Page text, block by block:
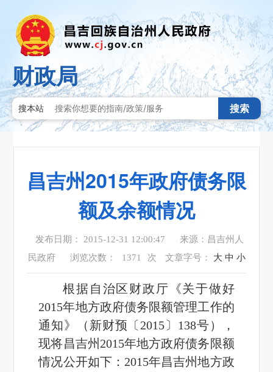
财政局
搜本站 搜索
昌吉州2015年政府债务限
额及余额情况
发布日期： 2015-12-31 12:00:47
来源：昌吉州人
民政府
浏览次数： 1371 次 文章字号： 大 中 小
根据自治区财政厅《关于做好
2015年地方政府债务限额管理工作的
通知》（新财预〔2015〕138号），
现将昌吉州2015年地方政府债务限额
情况公开如下：2015年昌吉州地方政